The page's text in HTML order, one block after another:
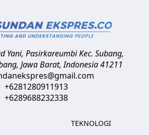
Yani, Pasirkareumbi Kec. Subang,
Jawa Barat,Indonesia41211
+6281280911913
+6289688232338
TEKNOLOGI